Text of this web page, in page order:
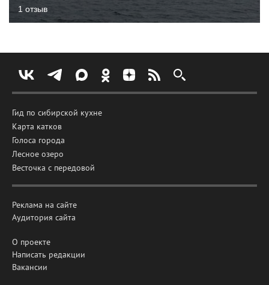
1 отзыв
Гид по сибирской кухне
Карта катков
Голоса города
Лесное озеро
Весточка с передовой
Реклама на сайте
Аудитория сайта
О проекте
Написать редакции
Вакансии